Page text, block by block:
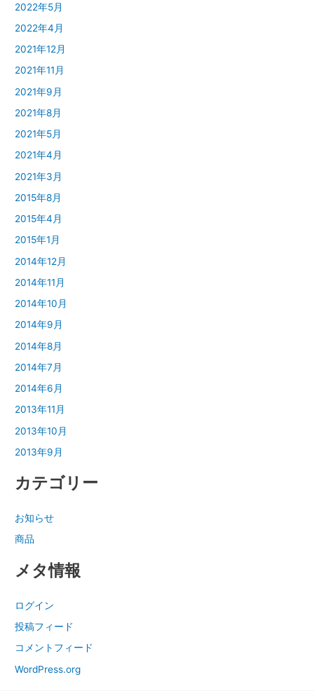
2022年5月
2022年4月
2021年12月
2021年11月
2021年9月
2021年8月
2021年5月
2021年4月
2021年3月
2015年8月
2015年4月
2015年1月
2014年12月
2014年11月
2014年10月
2014年9月
2014年8月
2014年7月
2014年6月
2013年11月
2013年10月
2013年9月
カテゴリー
お知らせ
商品
メタ情報
ログイン
投稿フィード
コメントフィード
WordPress.org